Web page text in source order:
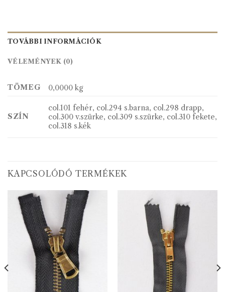
TOVÁBBI INFORMÁCIÓK
VÉLEMÉNYEK (0)
TÖMEG 0,0000 kg
SZÍN
col.101 fehér, col.294 s.barna, col.298 drapp,
col.300 v.szürke, col.309 s.szürke, col.310 fekete,
col.318 s.kék
KAPCSOLÓDÓ TERMÉKEK